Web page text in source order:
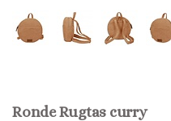
Ronde Rugtas curry